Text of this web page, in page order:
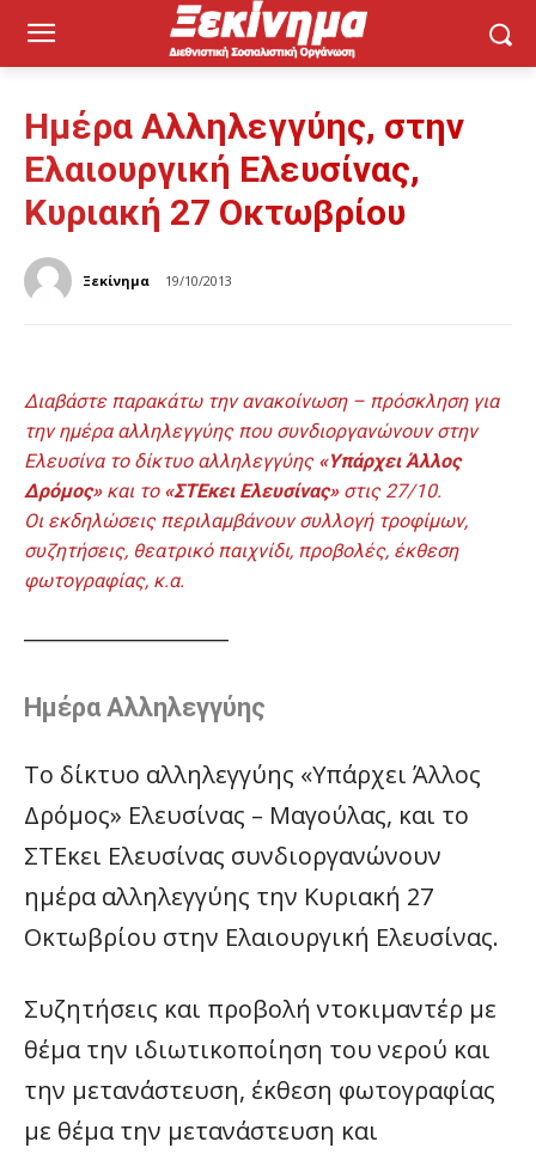
Ημέρα Αλληλεγγύης, στην
Ελαιουργική Ελευσίνας,
Κυριακή 27 Οκτωβρίου
Ξεκίνημα 19/10/2013
Διαβάστε παρακάτω την ανακοίνωση – πρόσκληση για
την ημέρα αλληλεγγύης που συνδιοργανώνουν στην
Ελευσίνα το δίκτυο αλληλεγγύης «Υπάρχει Άλλος
Δρόμος»και το «ΣΤΕκει Ελευσίνας»στις 27/10.
Οι εκδηλώσεις περιλαμβάνουν συλλογή τροφίμων,
συζητήσεις, θεατρικό παιχνίδι, προβολές, έκθεση
φωτογραφίας, κ.α.
Ημέρα Αλληλεγγύης
Το δίκτυο αλληλεγγύης «Υπάρχει Άλλος
Δρόμος» Ελευσίνας – Μαγούλας, και το
ΣΤΕκει Ελευσίνας συνδιοργανώνουν
ημέρα αλληλεγγύης την Κυριακή 27
Οκτωβρίου στην Ελαιουργική Ελευσίνας.
Συζητήσεις και προβολή ντοκιμαντέρ με
θέμα την ιδιωτικοποίηση του νερού και
την μετανάστευση, έκθεση φωτογραφίας
με θέμα την μετανάστευση και